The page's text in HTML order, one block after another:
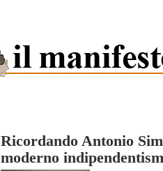
Ricordando Antonio
moderno